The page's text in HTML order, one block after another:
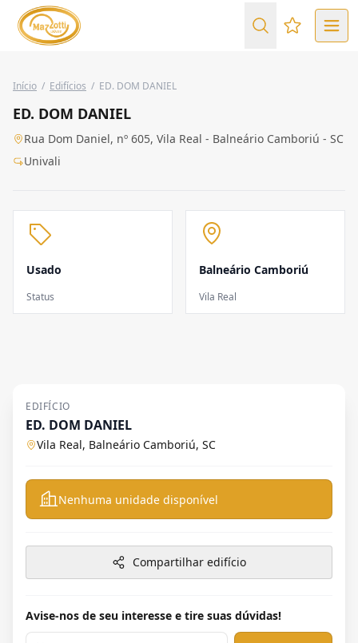
Favoritos
Início / Edifícios / ED. DOM DANIEL
ED. DOM DANIEL
Rua Dom Daniel, nº 605, Vila Real - Balneário Camboriú - SC
Univali
Usado
Status
Balneário Camboriú
Vila Real
EDIFÍCIO
ED. DOM DANIEL
Vila Real, Balneário Camboriú, SC
Nenhuma unidade disponível
Compartilhar edifício
Avise-nos de seu interesse e tire suas dúvidas!